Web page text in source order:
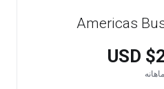
Americas
ماهانه